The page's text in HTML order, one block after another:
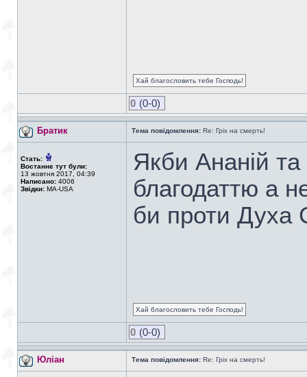
Хай благословить тебе Господь!
0 (0-0)
Братик Тема повідомлення: Re: Гріх на смерть!
Стать:
Востаннє тут були:
13 жовтня 2017, 04:39
Написано: 4006
Звідки: MA-USA
Якби Ананій та
благодаттю а
би проти Духа
Хай благословить тебе Господь!
0 (0-0)
Юліан Тема повідомлення: Re: Гріх на смерть!